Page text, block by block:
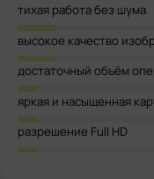
тихая работа без шума
высокое качество
достаточный объём
яркая и насыщенная
разрешение Full HD